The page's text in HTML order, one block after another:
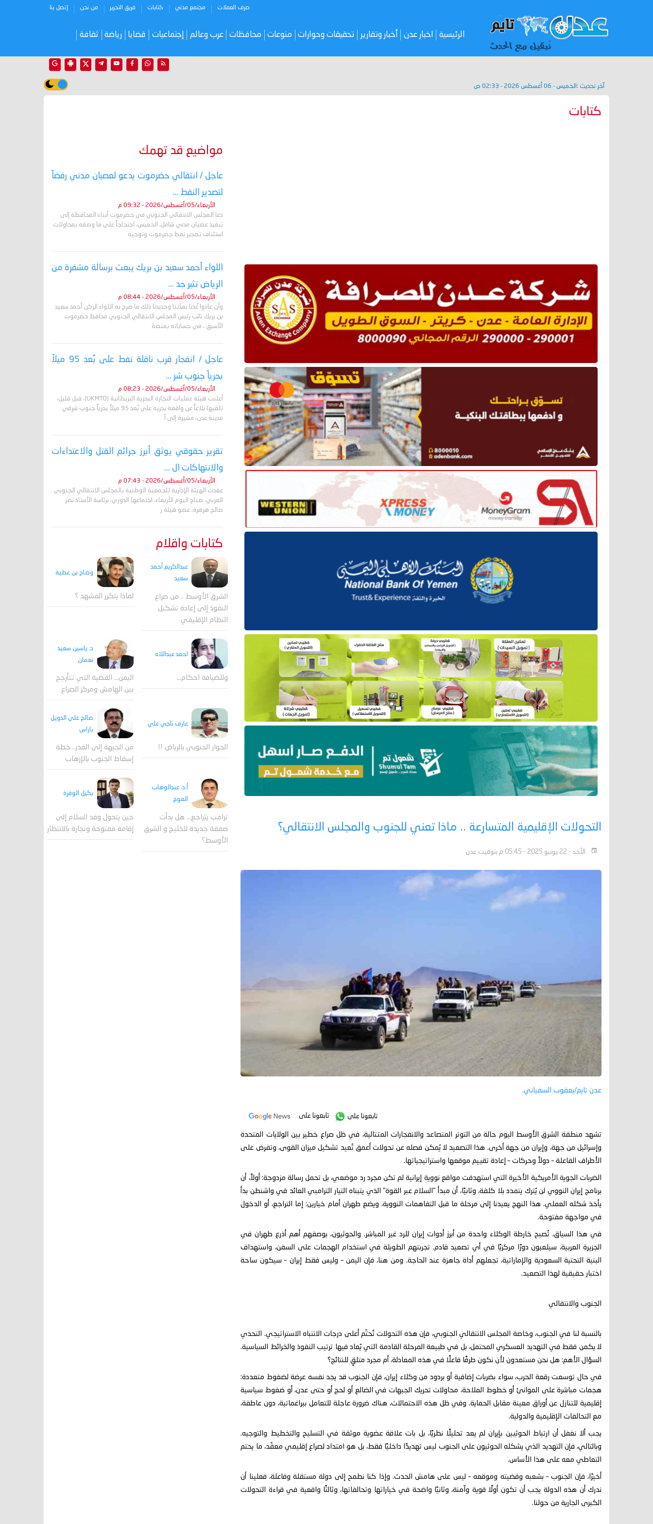
صرف العملات مجتمع مدني كتابات فريق التحرير من نحن إتصل بنا
الرئيسية اخبار عدن أخبار وتقارير تحقيقات وحوارات منوعات محافظات عرب وعالم إجتماعيات قضايا رياضة ثقافة
آخر تحديث : الخميس - 06 أغسطس 2026 - 02:33 ص
كتابات
التحولات الإقليمية المتسارعة .. ماذا تعني للجنوب والمجلس الانتقالي؟
الأحد - 22 يونيو 2025 - 05:45 م بتوقيت عدن
عدن تايم/يعقوب السفياني.
تابعونا على تابعونا على
تشهد منطقة الشرق الأوسط اليوم حالة من التوتر المتصاعد والانفجارات المتتالية، في ظل صراع خطير بين الولايات المتحدة
وإسرائيل من جهة، وإيران من جهة أخرى. هذا التصعيد لا يُمكن فصله عن تحولات أعمق تُعيد تشكيل ميزان القوى، وتفرض على
الأطراف الفاعلة – دولاً وحركات – إعادة تقييم موقعها واستراتيجياتها.
الضربات الجوية الأمريكية الأخيرة التي استهدفت مواقع نووية إيرانية لم تكن مجرد رد موضعي، بل تحمل رسالة مزدوجة: أولاً، أن
برنامج إيران النووي لن يُترك يتمدد بلا كلفة، وثانيًا، أن مبدأ "السلام عبر القوة" الذي يتبناه التيار الترامبي العائد في واشنطن بدأ
يأخذ شكله العملي. هذا النهج يعيدنا إلى مرحلة ما قبل التفاهمات النووية، ويضع طهران أمام خيارين: إما التراجع، أو الدخول
في مواجهة مفتوحة.
في هذا السياق، تُصبح خارطة الوكلاء واحدة من أبرز أدوات إيران للرد غير المباشر. والحوثيون، بوصفهم أهم أذرع طهران في
الجزيرة العربية، سيلعبون دورًا مركزيًا في أي تصعيد قادم. تجربتهم الطويلة في استخدام الهجمات على السفن، واستهداف
البنية التحتية السعودية والإماراتية، تجعلهم أداة جاهزة عند الحاجة. ومن هنا، فإن اليمن – وليس فقط إيران – سيكون ساحة
اختبار حقيقية لهذا التصعيد.
الجنوب والانتقالي
بالنسبة لنا في الجنوب، وخاصة المجلس الانتقالي الجنوبي، فإن هذه التحولات تُحتّم أعلى درجات الانتباه الاستراتيجي. التحدي
لا يكمن فقط في التهديد العسكري المحتمل، بل في طبيعة المرحلة القادمة التي يُعاد فيها ترتيب النفوذ والخرائط السياسية.
السؤال الأهم: هل نحن مستعدون لأن نكون طرفًا فاعلًا في هذه المعادلة، أم مجرد متلقٍ للنتائج؟
في حال توسعت رقعة الحرب، سواء بضربات إضافية أو بردود من وكلاء إيران، فإن الجنوب قد يجد نفسه عرضة لضغوط متعددة:
هجمات مباشرة على الموانئ أو خطوط الملاحة، محاولات تحريك الجبهات في الضالع أو لحج أو حتى عدن، أو ضغوط سياسية
إقليمية للتنازل عن أوراق معينة مقابل الحماية. وفي ظل هذه الاحتمالات، هناك ضرورة عاجلة للتعامل ببراغماتية، دون عاطفة،
مع التحالفات الإقليمية والدولية.
يجب ألا نغفل أن ارتباط الحوثيين بإيران لم يعد تحليلًا نظريًا، بل بات علاقة عضوية موثقة في التسليح والتخطيط والتوجيه.
وبالتالي، فإن التهديد الذي يشكله الحوثيون على الجنوب ليس تهديدًا داخليًا فقط، بل هو امتداد لصراع إقليمي معقّد، ما يحتم
التعاطي معه على هذا الأساس.
أخيرًا، فإن الجنوب – بشعبه وقضيته وموقعه – ليس على هامش الحدث. وإذا كنا نطمح إلى دولة مستقلة وفاعلة، فعلينا أن
ندرك أن هذه الدولة يجب أن تكون أولًا قوية وآمنة، وثانيًا واضحة في خياراتها وتحالفاتها، وثالثًا واقعية في قراءة التحولات
الكبرى الجارية من حولنا.
مواضيع قد تهمك
عاجل / انتقالي حضرموت يدعو لعصيان مدني رفضاً
لتصدير النفط ...
الأربعاء/05/أغسطس/2026 - 09:32 م
دعا المجلس الانتقالي الجنوبي في حضرموت أبناء المحافظة إلى
تنفيذ عصيان مدني شامل، الخميس، احتجاجاً على ما وصفه بمحاولات
استئناف تصدير نفط حضرموت وتوجيه
اللواء أحمد سعيد بن بريك يبعث برسالة مشفرة من
الرياض تثير جد ...
الأربعاء/05/أغسطس/2026 - 08:44 م
وأن عادوا عُدنا بعدّتنا وحديدنا ذلك ما صرح به اللواء الركن أحمد سعيد
بن بريك نائب رئيس المجلس الانتقالي الجنوبي محافظ حضرموت
الأسبق ، في حساباته بمنصة
عاجل / انفجار قرب ناقلة نفط على بُعد 95 ميلاً
بحرياً جنوب شر ...
الأربعاء/05/أغسطس/2026 - 08:23 م
أعلنت هيئة عمليات التجارة البحرية البريطانية (UKMTO)، قبل قليل،
تلقيها بلاغاً عن واقعة بحرية على بُعد 95 ميلاً بحرياً جنوب شرقي
مدينة عدن، مشيرة إلى أ
تقرير حقوقي يوثق أبرز جرائم القتل والاعتداءات
والانتهاكات ال ...
الأربعاء/05/أغسطس/2026 - 07:43 م
عقدت الهيئة الإدارية للجمعية الوطنية بالمجلس الانتقالي الجنوبي
العربي، صباح اليوم الأربعاء، اجتماعها الدوري، برئاسة الأستاذ نصر
صالح هرهرة، عضو هيئة ر
كتابات واقلام
عبدالكريم أحمد
سعيد
الشرق الأوسط .. من صراع
النفوذ إلى إعادة تشكيل
النظام الإقليمي
وضاح بن عطية
لماذا يتكرر المشهد ؟
احمد عبداللاه
وللضيافة احكام…
د. ياسين سعيد
نعمان
اليمن… القضية التي تتأرجح
بين الهامش ومركز الصراع
عارف ناجي علي
الحوار الجنوبي بالرياض !!
صالح علي الدويل
باراس
من الجبهة إلى الغدر.. خطة
إسقاط الجنوب بالإرهاب
أ.د. عبدالوهاب
العوج
ترامب يتراجع... هل بدأت
صفقة جديدة للخليج و الشرق
الأوسط؟
بكيل الوقزة
حين يتحول وفد السلام إلى
إقامة مفتوحة وتجارة بالانتظار